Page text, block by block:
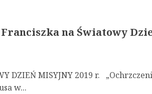
na Światowy
DZIEŃ MISYJNY 2019 r.
w...